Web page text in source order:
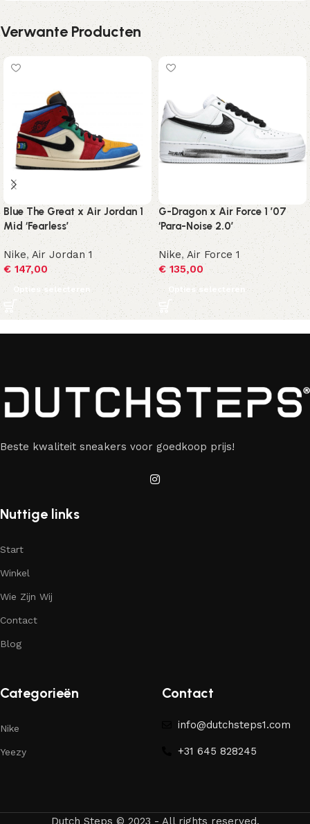
Verwante Producten
Blue The Great x Air Jordan 1
Mid ‘Fearless’
Nike,Air Jordan 1
€ 147,00
Opties selecteren
G-Dragon x Air Force 1 ’07
‘Para-Noise 2.0’
Nike, Air Force 1
€135,00
Opties selecteren
Beste kwaliteit sneakers voor goedkoop prijs!
Nuttige links
Start
Winkel
Wie Zijn Wij
Contact
Blog
Categorieën
Nike
Yeezy
Contact
info@dutchsteps1.com
+31 645 828245
Dutch Steps © 2023 - All rights reserved.